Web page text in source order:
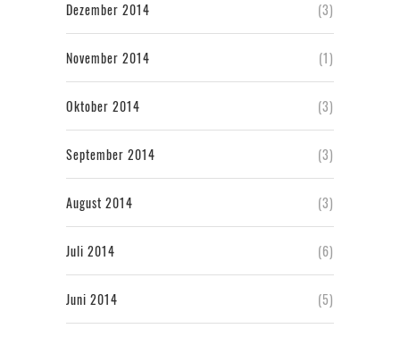
Dezember 2014 (3)
November 2014 (1)
Oktober 2014 (3)
September 2014 (3)
August 2014 (3)
Juli 2014 (6)
Juni 2014 (5)